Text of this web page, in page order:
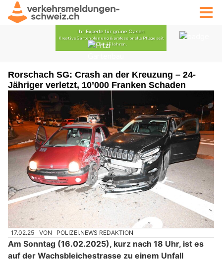
Rorschach SG: Crash an der Kreuzung – 24-
Jähriger verletzt, 10’000 Franken Schaden
17.02.25 VON POLIZEI.NEWS REDAKTION
Am Sonntag (16.02.2025), kurz nach 18 Uhr, ist es
auf der Wachsbleichestrasse zu einem Unfall